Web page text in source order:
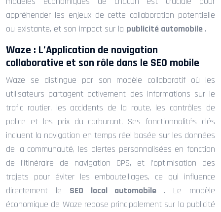
appréhender les enjeux de cette collaboration potentielle
ou existante, et son impact sur la publicité automobile .
Waze : L’Application de navigation
collaborative et son rôle dans le SEO mobile
Waze se distingue par son modèle collaboratif où les
utilisateurs partagent activement des informations sur le
trafic routier, les accidents de la route, les contrôles de
police et les prix du carburant. Ses fonctionnalités clés
incluent la navigation en temps réel basée sur les données
de la communauté, les alertes personnalisées en fonction
de l’itinéraire de navigation GPS, et l’optimisation des
trajets pour éviter les embouteillages, ce qui influence
directement le SEO local automobile . Le modèle
économique de Waze repose principalement sur la publicité